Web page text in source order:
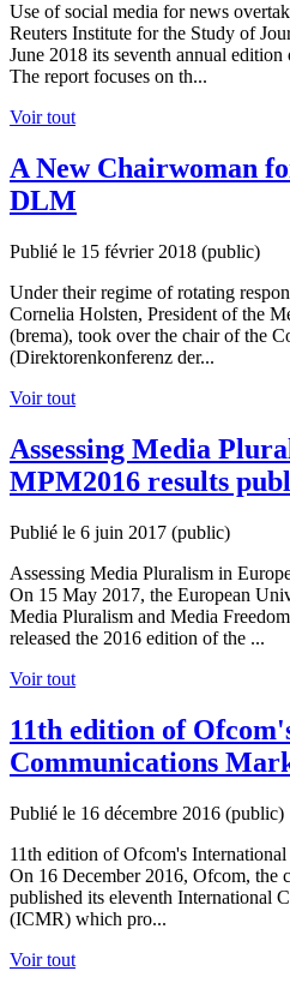
Use of social media for news
Reuters Institute for the Study of
June 2018 its seventh annual
The report focuses on th...
Voir tout
A New Chairwoman
DLM
Publié le 15 février 2018 (public)
Under their regime of rotating
Cornelia Holsten, President of the
(brema), took over the chair of the
(Direktorenkonferenz der...
Voir tout
Assessing Media
MPM2016 results
Publié le 6 juin 2017 (public)
Assessing Media Pluralism in
On 15 May 2017, the European
Media Pluralism and Media
released the 2016 edition of the ...
Voir tout
11th edition of
Communications
Publié le 16 décembre 2016 (public)
11th edition of Ofcom's
On 16 December 2016, Ofcom, the
published its eleventh International
(ICMR) which pro...
Voir tout